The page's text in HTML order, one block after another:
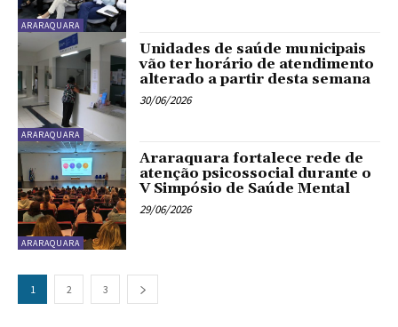
ARARAQUARA
ARARAQUARA
Unidades de saúde municipais
vão ter horário de atendimento
alterado a partir desta semana
30/06/2026
ARARAQUARA
Araraquara fortalece rede de
atenção psicossocial durante o
V Simpósio de Saúde Mental
29/06/2026
1 2 3